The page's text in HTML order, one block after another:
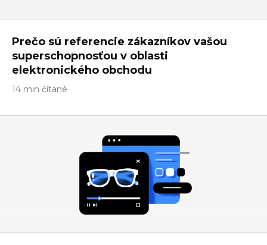
Prečo sú referencie zákazníkov vašou
superschopnosťou v oblasti
elektronického obchodu
14 min čítané